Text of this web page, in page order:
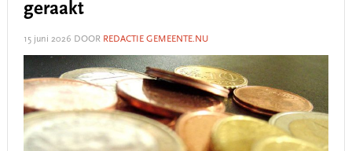
geraakt
15 juni 2026 DOOR REDACTIE GEMEENTE.NU